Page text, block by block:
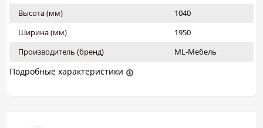
Высота (мм)
1040
Ширина (мм)
1950
Производитель (бренд)
ML-Мебель
Подробные характеристики